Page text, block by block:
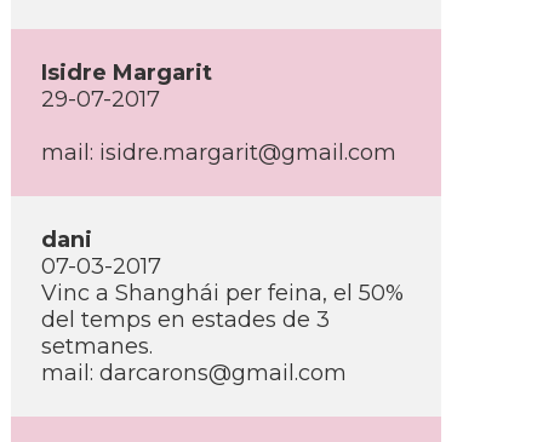
Isidre Margarit
29-07-2017
mail: isidre.margarit@gmail.com
dani
07-03-2017
Vinc a Shanghái per feina, el 50%
del temps en estades de 3
setmanes.
mail: darcarons@gmail.com